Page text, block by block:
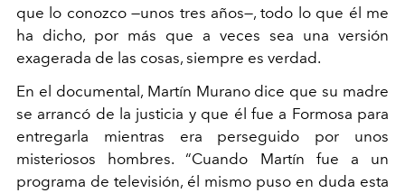
que lo conozco —unos tres años—, todo lo que él me
ha dicho, por más que a veces sea una versión
exagerada de las cosas, siempre es verdad.
En el documental, Martín Murano dice que su madre
se arrancó de la justicia y que él fue a Formosa para
entregarla
mientras era perseguido por unos
misteriosos hombres.
“Cuando Martín fue a un
programa de televisión, él mismo puso en duda esta